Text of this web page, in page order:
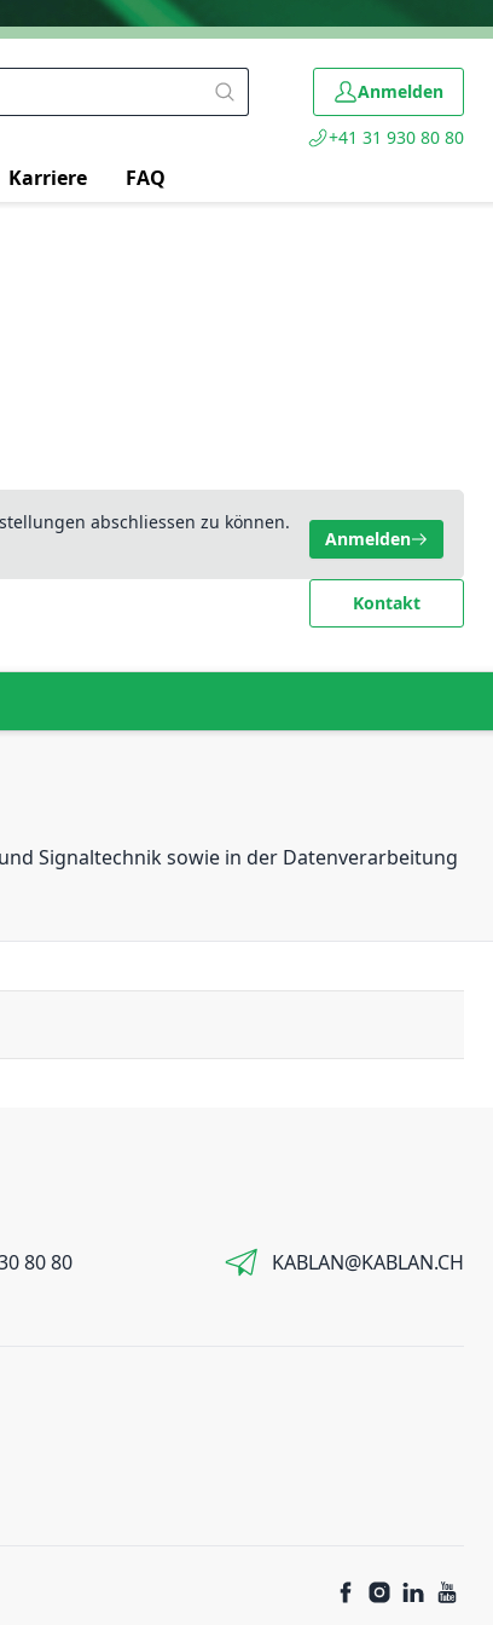
Anmelden
+41 31 930 80 80
Karriere FAQ
abschliessen zu können.
Anmelden
Kontakt
Signaltechnik sowie in der Datenverarbeitung
80 80 KABLAN@KABLAN.CH